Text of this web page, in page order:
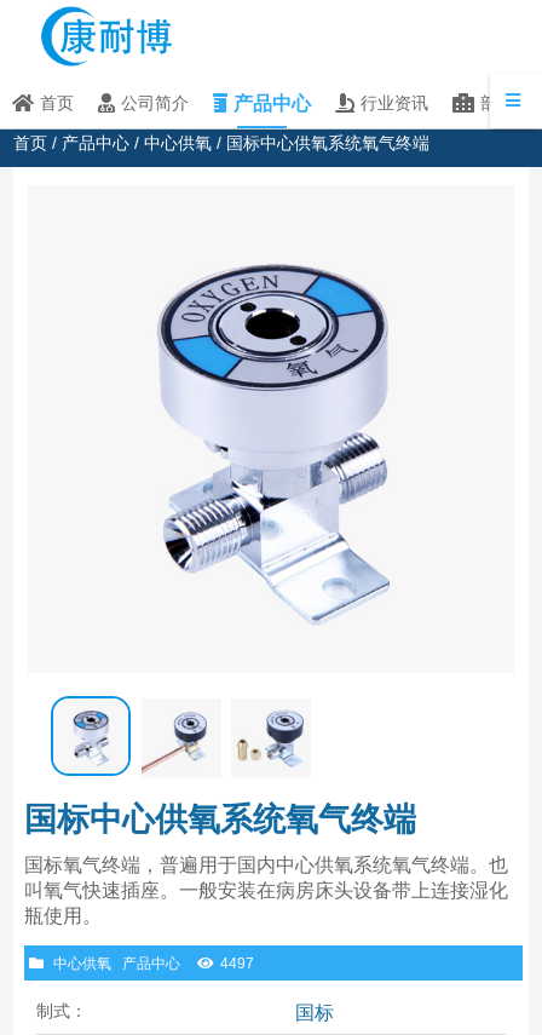
首页 公司简介 产品中心 行业资讯 部分客
首页 / 产品中心 /中心供氧 / 国标中心供氧系统氧气终端
国标中心供氧系统氧气终端
国标氧气终端，普遍用于国内中心供氧系统氧气终端。也
叫氧气快速插座。一般安装在病房床头设备带上连接湿化
瓶使用。
中心供氧 产品中心 4497
制式： 国标